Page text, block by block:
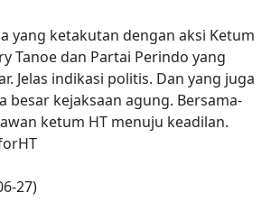
yang ketakutan dengan aksi Ketum
Tanoe dan Partai Perindo yang
Jelas indikasi politis. Dan yang juga
besar kejaksaan agung. Bersama-
ketum HT menuju keadilan.
27)